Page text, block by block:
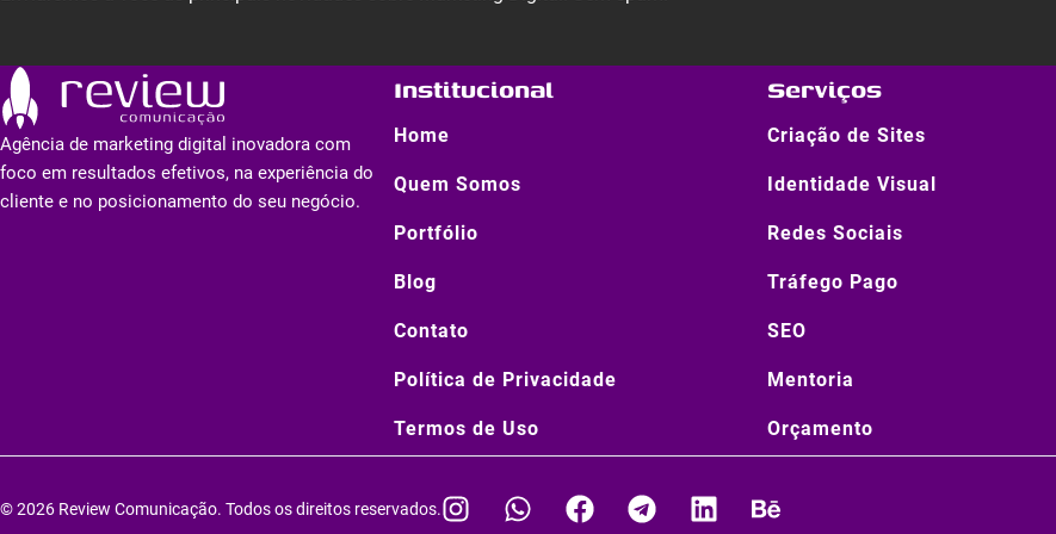
Agência de marketing digital inovadora com
foco em resultados efetivos, na experiência do
cliente e no posicionamento do seu negócio.
Institucional
Home
Quem Somos
Portfólio
Blog
Contato
Política de Privacidade
Termos de Uso
Serviços
Criação de Sites
Identidade Visual
Redes Sociais
Tráfego Pago
SEO
Mentoria
Orçamento
© 2026 Review Comunicação. Todos os direitos reservados.
I
W
F
T
L
B